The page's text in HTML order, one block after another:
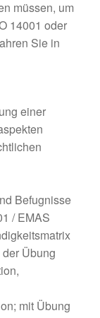
müssen, um
14001 oder
Sie in
einer
Befugnisse
/ EMAS
Übung
mit Übung